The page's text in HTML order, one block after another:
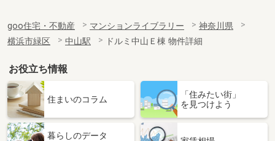
goo住宅・不動産 マンションライブラリー
神奈川県
横浜市緑区
中山駅 ドルミ中山Ｅ棟 物件詳細
お役立ち情報
住まいのコラム
「住みたい街」
を見つけよう
暮らしのデータ